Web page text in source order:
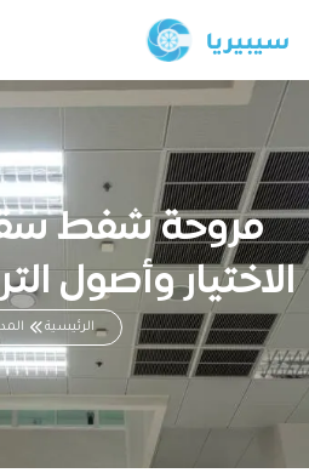
مروحة شفط
الاختيار وأصول
الرئيسية